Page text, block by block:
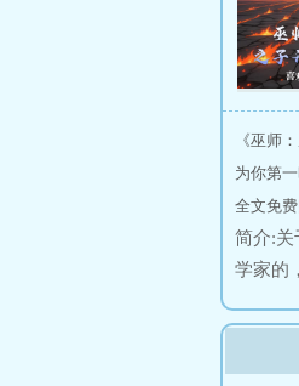
《巫师
为你第
全文免费
简介:关
学家的
超越人
伟大